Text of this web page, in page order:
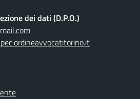
dei dati (D.P.O.)